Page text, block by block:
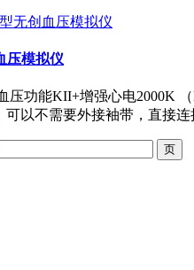
压模拟仪
压功能KII+增强心电2000K
可以不需要外接袖带，直接